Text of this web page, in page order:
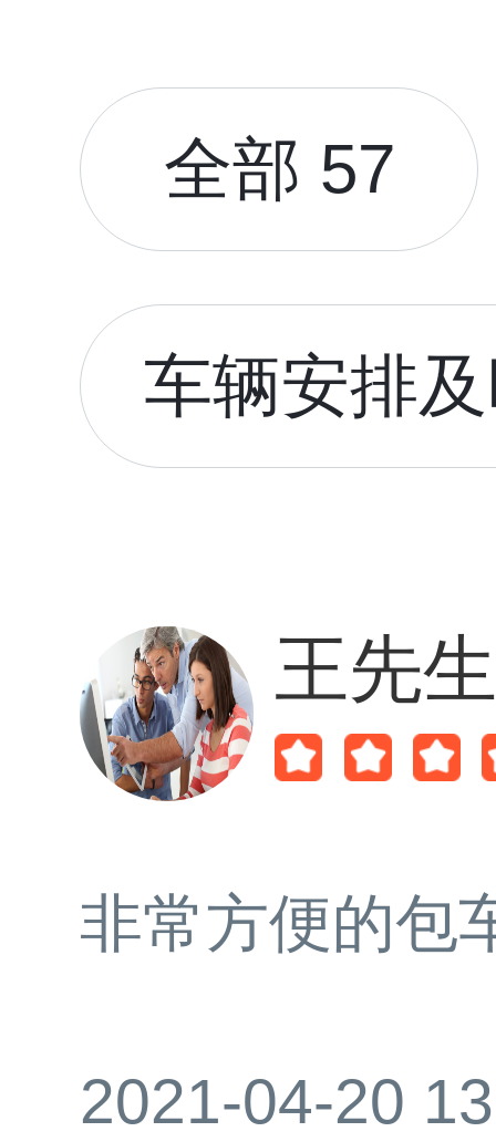
全部 57
车辆安排
王先
非常方便的包
2021-04-20